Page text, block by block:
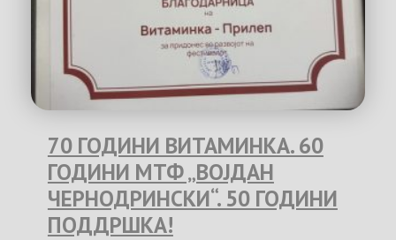
70 ГОДИНИ ВИТАМИНКА. 60
ГОДИНИ МТФ „ВОЈДАН
ЧЕРНОДРИНСКИ“. 50 ГОДИНИ
ПОДДРШКА!